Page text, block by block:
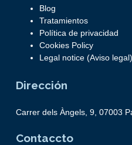
Blog
Tratamientos
Política de privacidad
Cookies Policy
Legal notice (Aviso legal)
Dirección
Carrer dels Àngels, 9, 07003
Contaccto